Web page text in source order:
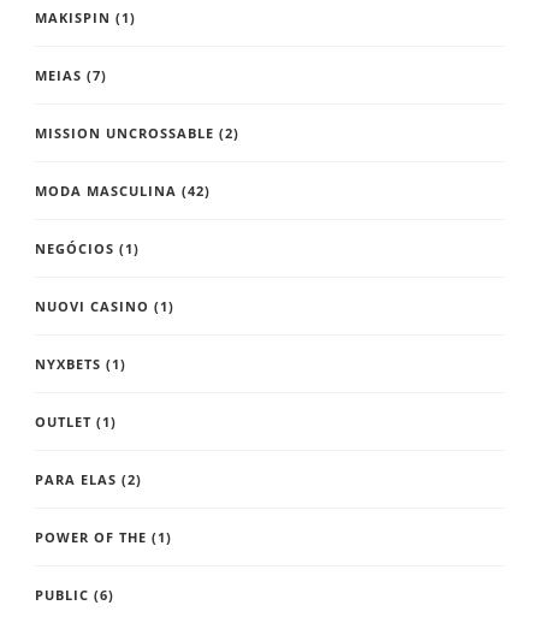
MAKISPIN (1)
MEIAS (7)
MISSION UNCROSSABLE (2)
MODA MASCULINA (42)
NEGÓCIOS (1)
NUOVI CASINO (1)
NYXBETS (1)
OUTLET (1)
PARA ELAS (2)
POWER OF THE (1)
PUBLIC (6)